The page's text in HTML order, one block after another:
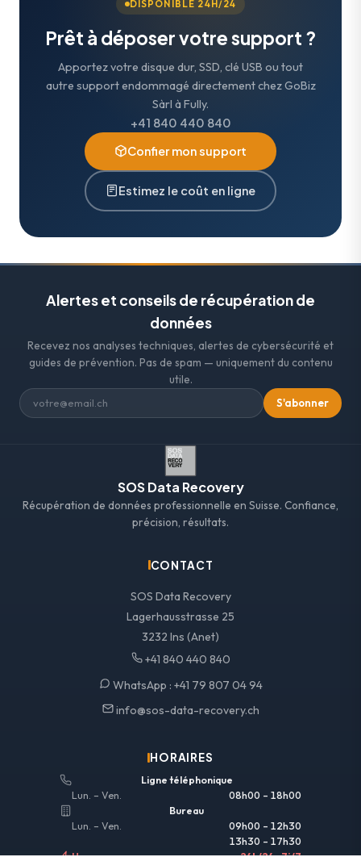
DISPONIBLE 24H/24
Prêt à déposer votre support ?
Apportez votre disque dur, SSD, clé USB ou tout
autre support endommagé directement chez GoBiz
Sàrl à Fully.
+41 840 440 840
Confier mon support
Estimez le coût en ligne
Alertes et conseils de récupération de
données
Recevez nos analyses techniques, alertes de cybersécurité et
guides de prévention. Pas de spam — uniquement du contenu
utile.
S'abonner
SOS Data Recovery
Récupération de données professionnelle en Suisse. Confiance,
précision, résultats.
CONTACT
SOS Data Recovery
Lagerhausstrasse 25
3232 Ins (Anet)
+41 840 440 840
WhatsApp : +41 79 807 04 94
info@sos-data-recovery.ch
HORAIRES
Ligne téléphonique
Lun. – Ven.
08h00 – 18h00
Bureau
Lun. – Ven.
09h00 – 12h30
13h30 – 17h30